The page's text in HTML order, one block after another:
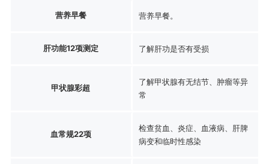
营养早餐 营养早餐。
肝功能12项测定 了解肝功是否有受损
甲状腺彩超
了解甲状腺有无结节、肿瘤等异
常
血常规22项
检查贫血、炎症、血液病、肝脾
病变和临时性感染